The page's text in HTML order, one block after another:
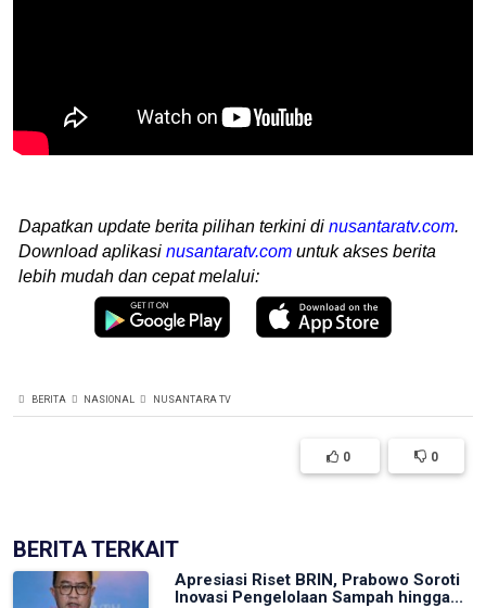
Dapatkan update berita pilihan terkini di nusantaratv.com.
Download aplikasi nusantaratv.com untuk akses berita
lebih mudah dan cepat melalui:
BERITA NASIONAL NUSANTARA TV
0 0
BERITA TERKAIT
Apresiasi Riset BRIN, Prabowo Soroti
Inovasi Pengelolaan Sampah hingga...